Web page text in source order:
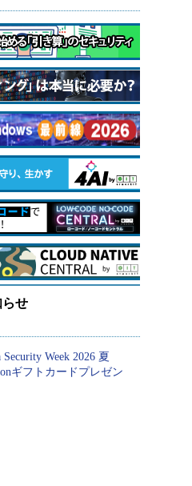
LANがつな
」問題 何
決した？
問いかける
業を共に成
ートナーへ
富士通を抜いて2位に躍
進したITベンダーは？
IT業界の就職人気企
業トップ20
で要注
せ
Week 2026 夏
ギフトカードプレゼン